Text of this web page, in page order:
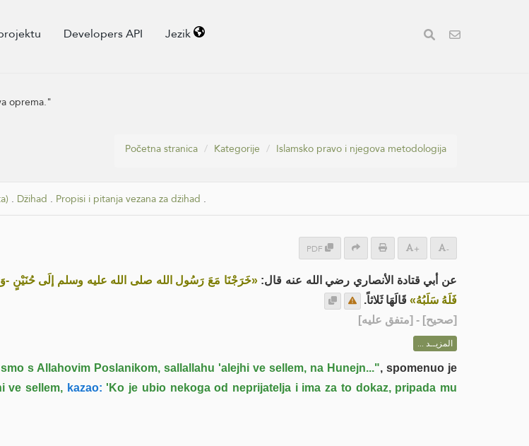
Developers API Jezik
oprema."
Početna stranica Kategorije Islamsko pravo i njegova metodologija
. Džihad . Propisi i pitanja vezana za džihad .
PDF + -
عن أبي قتادة الأنصاري رضي الله عنه قال:«خَرَجْنَا مَعَ رَسُول الله صلى الله عليه وسلم إلَى حُنَيْنٍ
فَلَهُ سَلَبُهُ» قَالَهَا ثَلاثاً.
[صحيح] - [متفق عليه]
المزيــد ...
s Allahovim Poslanikom, sallallahu 'alejhi ve sellem, na Hunejn...", spomenuo je
ve sellem,kazao: 'Ko je ubio nekoga od neprijatelja i ima za to dokaz, pripada mu